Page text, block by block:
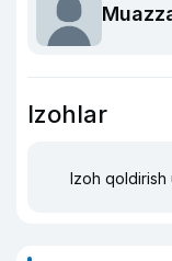
Izohlar
Izoh qoldirish